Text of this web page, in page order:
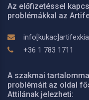
Az előfizetéssel
problémákkal az
+36 1 783 1711
A szakmai
problémáit az oldal
Attilának jelezheti: